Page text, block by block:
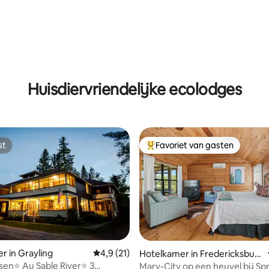
Huisdiervriendelijke ecolodges
van 5 op 5, 42 recensies
in Grayling Gemiddelde beoordeling van 4,9 op 5, 21
4,9 (21)
Au Sable River⭐️ 3
Topfavoriet van gasten
Favoriet van gasten
Hotelkamer in Fredericksbur
g
Mary-City op een heuvel bij